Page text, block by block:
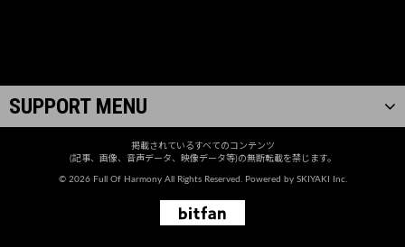
SUPPORT MENU
掲載されているすべてのコンテンツ
(記事、画像、音声データ、映像データ等)の無断転載を禁じます。
© 2026 Full Of Harmony All Rights Reserved. Powered by SKIYAKI Inc.